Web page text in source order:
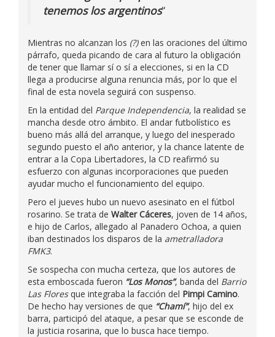
tenemos los argentinos“
Mientras no alcanzan los (?)en las oraciones del último
párrafo, queda picando de cara al futuro la obligación
de tener que llamar sí o sí a elecciones, si en la CD
llega a producirse alguna renuncia más, por lo que el
final de esta novela seguirá con suspenso.
En la entidad del Parque Independencia, la realidad se
mancha desde otro ámbito. El andar futbolístico es
bueno más allá del arranque, y luego del inesperado
segundo puesto el año anterior, y la chance latente de
entrar a la Copa Libertadores, la CD reafirmó su
esfuerzo con algunas incorporaciones que pueden
ayudar mucho el funcionamiento del equipo.
Pero el jueves hubo un nuevo asesinato en el fútbol
rosarino. Se trata de Walter Cáceres, joven de 14 años,
e hijo de Carlos, allegado al Panadero Ochoa, a quien
iban destinados los disparos de la ametralladora
FMK3.
Se sospecha con mucha certeza, que los autores de
esta emboscada fueron “Los Monos”, banda del Barrio
Las Floresque integraba la facción del Pimpi Camino.
De hecho hay versiones de que “Chamí”, hijo del ex
barra, participó del ataque, a pesar que se esconde de
la justicia rosarina, que lo busca hace tiempo.